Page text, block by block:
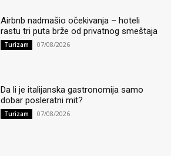
Airbnb nadmašio očekivanja – hoteli
rastu tri puta brže od privatnog smeštaja
Turizam 07/08/2026
Da li je italijanska gastronomija samo
dobar posleratni mit?
Turizam 07/08/2026